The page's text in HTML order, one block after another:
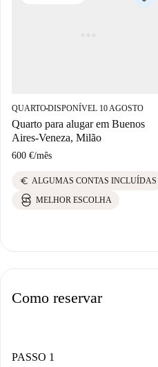
QUARTO■DISPONÍVEL 10 AGOSTO
Quarto para alugar em Buenos
Aires-Veneza, Milão
600 €/mês
euro ALGUMAS CONTAS INCLUÍDAS
MELHOR ESCOLHA
Como reservar
PASSO 1